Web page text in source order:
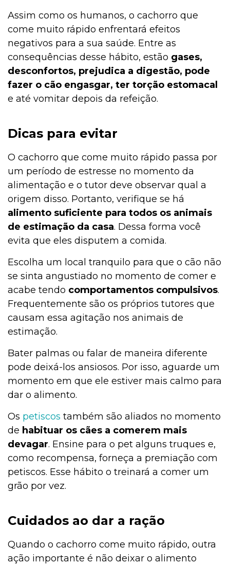
Assim como os humanos, o cachorro que
come muito rápido enfrentará efeitos
negativos para a sua saúde. Entre as
consequências desse hábito, estão gases,
desconfortos, prejudica a digestão, pode
fazer o cão engasgar, ter torção estomacal
e até vomitar depois da refeição.
Dicas para evitar
O cachorro que come muito rápido passa por
um período de estresse no momento da
alimentação e o tutor deve observar qual a
origem disso. Portanto, verifique se há
alimento suficiente para todos os animais
de estimação da casa. Dessa forma você
evita que eles disputem a comida.
Escolha um local tranquilo para que o cão não
se sinta angustiado no momento de comer e
acabe tendo comportamentos compulsivos.
Frequentemente são os próprios tutores que
causam essa agitação nos animais de
estimação.
Bater palmas ou falar de maneira diferente
pode deixá-los ansiosos. Por isso, aguarde um
momento em que ele estiver mais calmo para
dar o alimento.
Os petiscos também são aliados no momento
de habituar os cães a comerem mais
devagar. Ensine para o pet alguns truques e,
como recompensa, forneça a premiação com
petiscos. Esse hábito o treinará a comer um
grão por vez.
Cuidados ao dar a ração
Quando o cachorro come muito rápido, outra
ação importante é não deixar o alimento